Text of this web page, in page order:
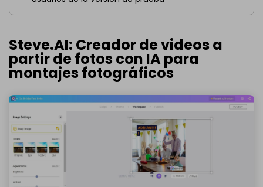
Steve.AI: Creador de videos a
partir de fotos con IA para
montajes fotográficos